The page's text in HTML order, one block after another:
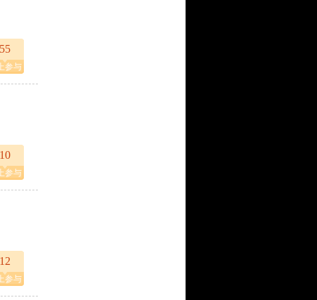
55
参与
10
参与
12
参与